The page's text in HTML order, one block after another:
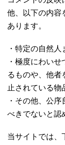
他、以下の内容
あります。
・特定の自然
・極度にわい
るものや、他者
止されている物
・その他、公
べきでないと認
当サイトでは、